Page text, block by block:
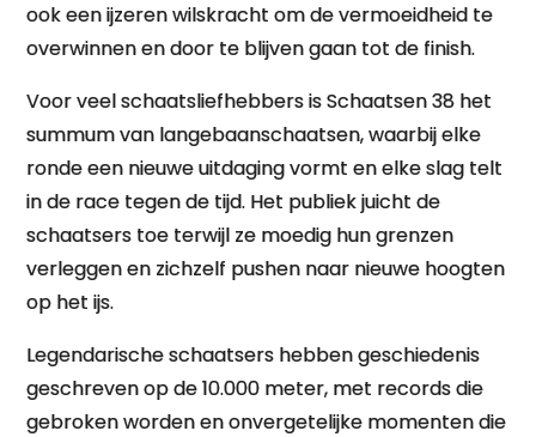
ook een ijzeren wilskracht om de vermoeidheid te
overwinnen en door te blijven gaan tot de finish.
Voor veel schaatsliefhebbers is Schaatsen 38 het
summum van langebaanschaatsen, waarbij elke
ronde een nieuwe uitdaging vormt en elke slag telt
in de race tegen de tijd. Het publiek juicht de
schaatsers toe terwijl ze moedig hun grenzen
verleggen en zichzelf pushen naar nieuwe hoogten
op het ijs.
Legendarische schaatsers hebben geschiedenis
geschreven op de 10.000 meter, met records die
gebroken worden en onvergetelijke momenten die